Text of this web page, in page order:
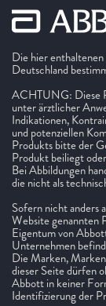
Die hier
Deutschland
ACHTUNG: Diese
unter ärztlicher
Indikationen,
und potenziellen
Produkts bitte der
Produkt beiliegt oder
Bei Abbildungen
die nicht als
Sofern nicht anders
Website genannten
Eigentum von
Unternehmen
Die Marken,
dieser Seite dürfen
Abbott in keiner
Identifizierung der